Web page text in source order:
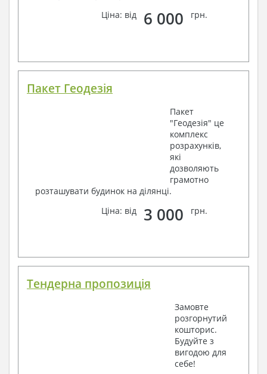
Ціна: від
6 000 грн.
Пакет Геодезія
Пакет
"Геодезія" це
комплекс
розрахунків,
які
дозволяють
грамотно
розташувати будинок на ділянці.
Ціна: від
3 000 грн.
Тендерна пропозиція
Замовте
розгорнутий
кошторис.
Будуйте з
вигодою для
себе!